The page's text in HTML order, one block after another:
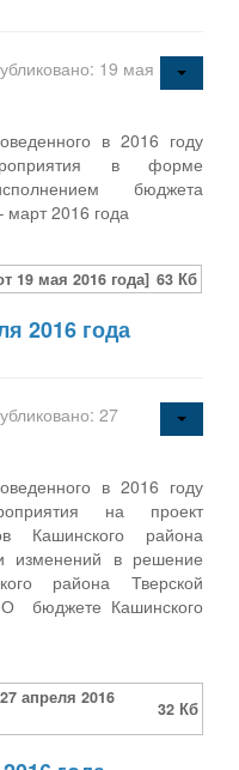
19 мая
в 2016 году
в форме
бюджета
2016 года
19 мая 2016 года] 63 Кб
2016 года
27
в 2016 году
на проект
Кашинского района
изменений в решение
района Тверской
бюджете Кашинского
апреля 2016
32 Кб